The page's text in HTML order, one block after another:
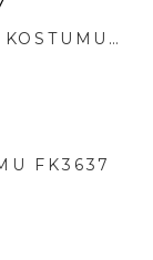
KIRMIZI EROTIK YILBAŞI KIZ KOSTÜMÜ FK4617
FK3637